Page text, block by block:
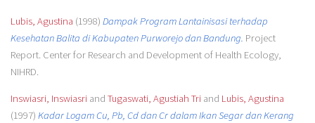
Lubis, Agustina (1998) Dampak Program Lantainisasi terhadap
Kesehatan Balita di Kabupaten Purworejo dan Bandung. Project
Report. Center for Research and Development of Health Ecology,
NIHRD.
Inswiasri, Inswiasriand Tugaswati, Agustiah Triand Lubis, Agustina
(1997) Kadar Logam Cu, Pb, Cd dan Cr dalam Ikan Segar dan Kerang